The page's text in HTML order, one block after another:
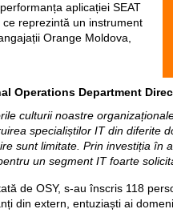
aplicației SEAT
reprezintă un instrument
Orange Moldova,
Operations Department
culturii noastre
specialiștilor IT din diferite
sunt limitate. Prin investiția
un segment IT foarte
de OSY, s-au înscris 118
din extern, entuziaști ai